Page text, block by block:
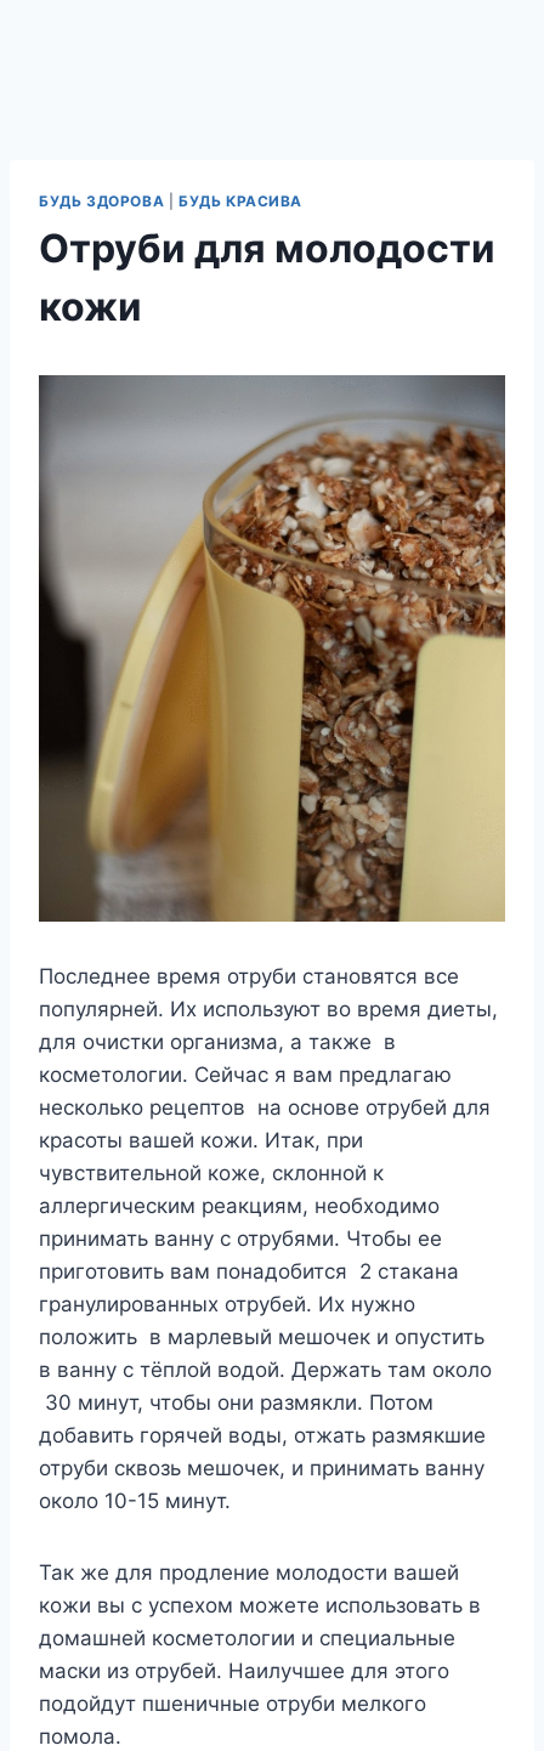
БУДЬ ЗДОРОВА БУДЬ КРАСИВА
Отруби для молодости
кожи
Последнее время отруби становятся все
популярней. Их используют во время диеты,
для очистки организма, а также в
косметологии. Сейчас я вам предлагаю
несколько рецептов на основе отрубей для
красоты вашей кожи. Итак, при
чувствительной коже, склонной к
аллергическим реакциям, необходимо
принимать ванну с отрубями. Чтобы ее
приготовить вам понадобится 2 стакана
гранулированных отрубей. Их нужно
положить в марлевый мешочек и опустить
в ванну с тёплой водой. Держать там около
30 минут, чтобы они размякли. Потом
добавить горячей воды, отжать размякшие
отруби сквозь мешочек, и принимать ванну
около 10-15 минут.
Так же для продление молодости вашей
кожи вы с успехом можете использовать в
домашней косметологии и специальные
маски из отрубей. Наилучшее для этого
подойдут пшеничные отруби мелкого
помола.